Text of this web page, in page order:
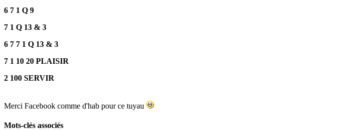
6 7 1 Q 9
7 1 Q 13 & 3
6 7 7 1 Q 13 & 3
7 1 10 20 PLAISIR
2 100 SERVIR
Merci Facebook comme d'hab pour ce tuyau
Mots-clés associés